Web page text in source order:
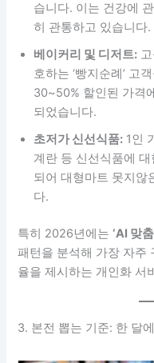
습니다. 이는 건강에
히 관통하고 있습니다.
베이커리 및 디저트:
호하는 ‘빵지순례’ 고
30~50% 할인된 가격
되었습니다.
초저가 신선식품: 1인
계란 등 신선식품에 대
되어 대형마트 못지않
다.
특히 2026년에는 ‘AI 맞
패턴을 분석해 가장 자주
율을 제시하는 개인화 서
3. 본전 뽑는 기준: 한 달